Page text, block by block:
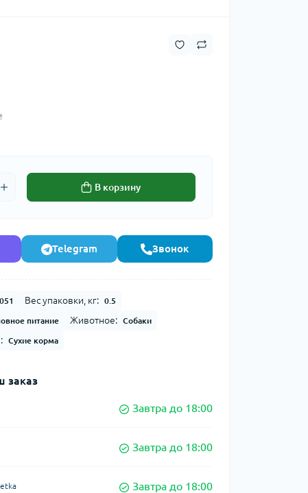
В корзину
Telegram Звонок
Вес упаковки, кг: 0.5
питание Животное: Собаки
Сухие корма
заказ
Завтра до 18:00
Завтра до 18:00
Завтра до 18:00